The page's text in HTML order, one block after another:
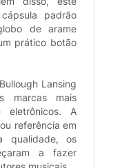
padrão
de arame
prático botão
Lansing
marcas mais
eletrônicos. A
referência em
qualidade, os
a fazer